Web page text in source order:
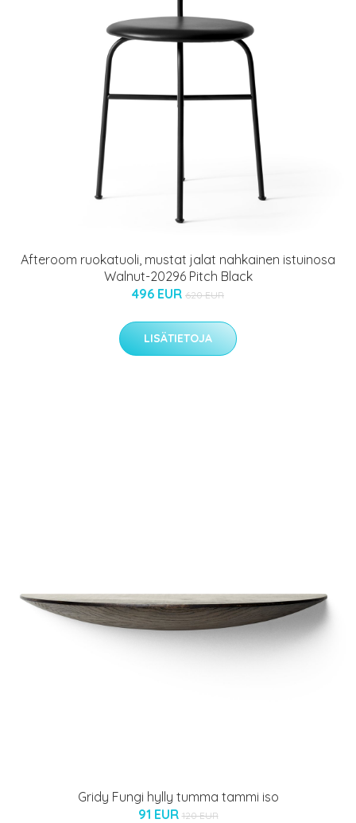
Afteroom ruokatuoli, mustat jalat nahkainen istuinosa
Walnut-20296 Pitch Black
496 EUR 620 EUR
LISÄTIETOJA
Gridy Fungi hylly tumma tammi iso
91 EUR 120 EUR